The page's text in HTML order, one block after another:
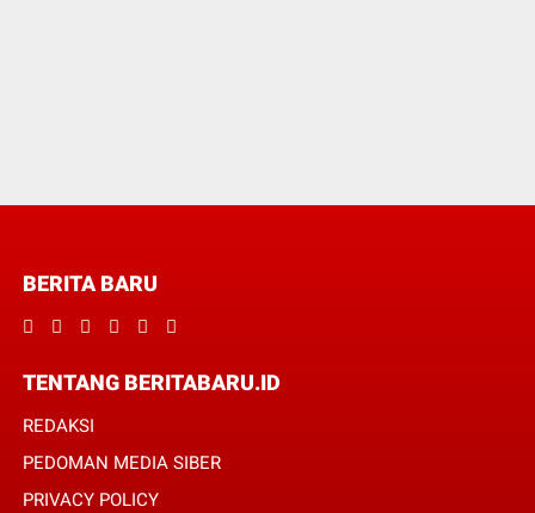
BERITA BARU
TENTANG BERITABARU.ID
REDAKSI
PEDOMAN MEDIA SIBER
PRIVACY POLICY